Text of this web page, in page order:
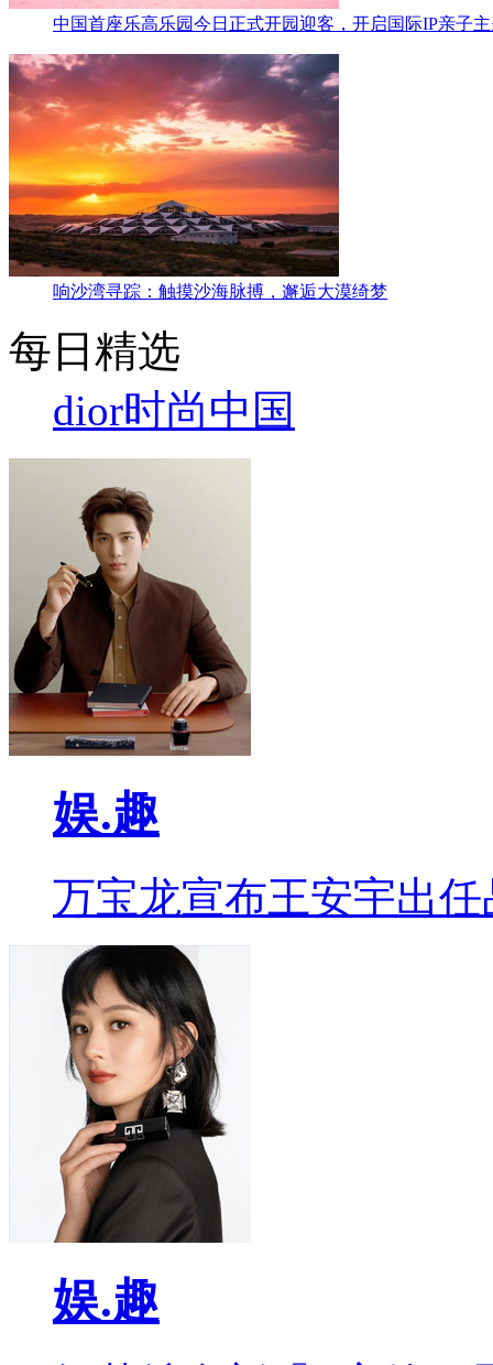
中国首座乐高乐园今日正式开园迎客，开启国际IP亲子
响沙湾寻踪：触摸沙海脉搏，邂逅大漠绮梦
每日精选
dior时尚中国
娱.趣
万宝龙宣布王安宇出
娱.趣